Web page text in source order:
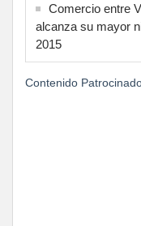
Comercio entre
alcanza su mayor
2015
Contenido